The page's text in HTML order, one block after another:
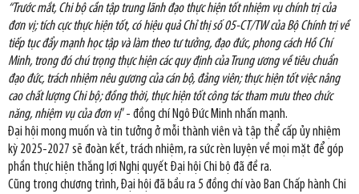
“Trước mắt, Chi bộ cần tập trung lãnh đạo thực hiện tốt nhiệm vụ chính trị của
đơn vị; tích cực thực hiện tốt, có hiệu quả Chỉ thị số 05-CT/TW của Bộ Chính trị về
tiếp tục đẩy mạnh học tập và làm theo tư tưởng, đạo đức, phong cách Hồ Chí
Minh, trong đó chú trọng thực hiện các quy định của Trung ương về tiêu chuẩn
đạo đức, trách nhiệm nêu gương của cán bộ, đảng viên; thực hiện tốt việc nâng
cao chất lượng Chi bộ; đồng thời, thực hiện tốt công tác tham mưu theo chức
năng, nhiệm vụ của đơn vị” - đồng chí Ngô Đức Minh nhấn mạnh.
Đại hội mong muốn và tin tưởng ở mỗi thành viên và tập thể cấp ủy nhiệm
kỳ 2025-2027 sẽ đoàn kết, trách nhiệm, ra sức rèn luyện về mọi mặt để góp
phần thực hiện thắng lợi Nghị quyết Đại hội Chi bộ đã đề ra.
Cũng trong chương trình, Đại hội đã bầu ra 5 đồng chí vào Ban Chấp hành Chi